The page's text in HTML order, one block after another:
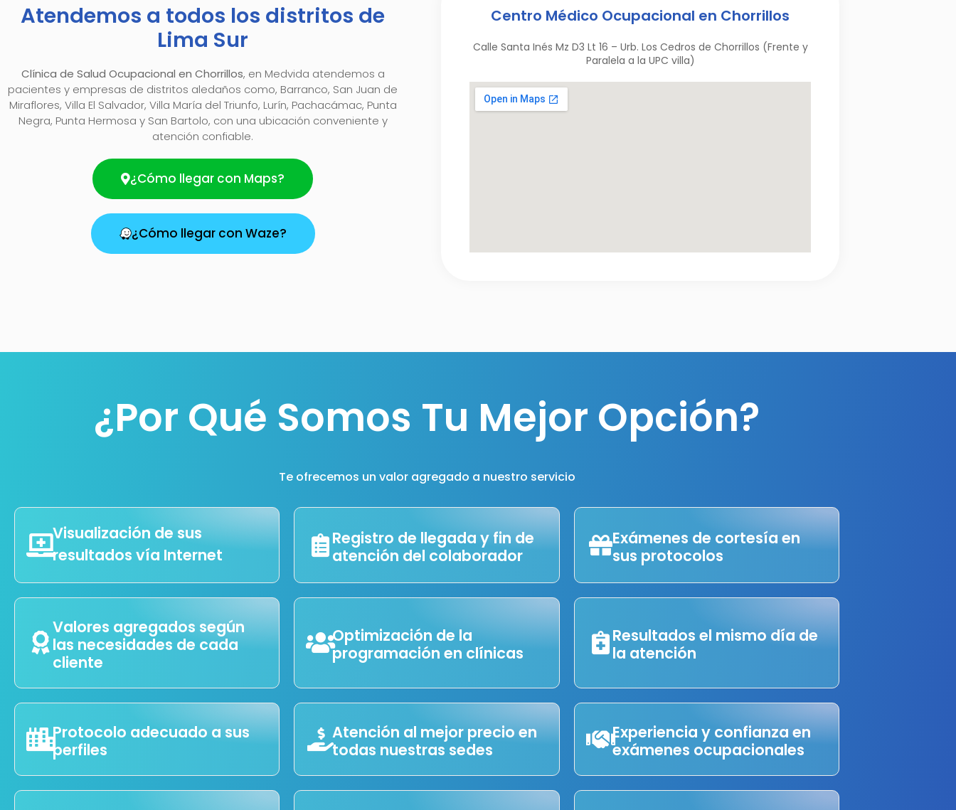
Atendemos a todos los distritos de
Lima Sur
Clínica de Salud Ocupacional en Chorrillos, en Medvida atendemos a
pacientes y empresas de distritos aledaños como, Barranco, San Juan de
Miraflores, Villa El Salvador, Villa María del Triunfo, Lurín, Pachacámac, Punta
Negra, Punta Hermosa y San Bartolo, con una ubicación conveniente y
atención confiable.
¿Cómo llegar con Maps?
¿Cómo llegar con Waze?
Centro Médico Ocupacional en Chorrillos
Calle Santa Inés Mz D3 Lt 16 – Urb. Los Cedros de Chorrillos (Frente y
Paralela a la UPC villa)
¿Por Qué Somos Tu Mejor Opción?
Te ofrecemos un valor agregado a nuestro servicio
Visualización de sus
resultados vía Internet
Registro de llegada y fin de
atención del colaborador
Exámenes de cortesía en
sus protocolos
Valores agregados según
las necesidades de cada
cliente
Optimización de la
programación en clínicas
Resultados el mismo día de
la atención
Protocolo adecuado a sus
perfiles
Atención al mejor precio en
todas nuestras sedes
Experiencia y confianza en
exámenes ocupacionales